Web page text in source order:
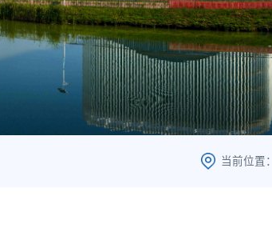
当前位置：